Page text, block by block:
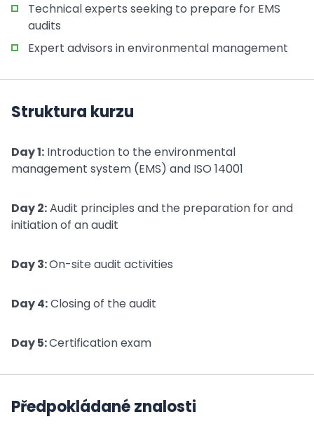
Technical experts seeking to prepare for EMS
audits
Expert advisors in environmental management
Struktura kurzu
Day 1: Introduction to the environmental
management system (EMS) and ISO 14001
Day 2:Audit principles and the preparation for and
initiation of an audit
Day 3:On-site audit activities
Day 4:Closing of the audit
Day 5:Certification exam
Předpokládané znalosti